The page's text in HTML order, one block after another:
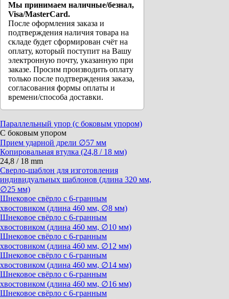
Мы принимаем наличные/безнал,
Visa/MasterCard.
После оформления заказа и
подтверждения наличия товара на
складе будет сформирован счёт на
оплату, который поступит на Вашу
электронную почту, указанную при
заказе. Просим производить оплату
только после подтверждения заказа,
согласования формы оплаты и
времени/способа доставки.
Параллельный упор (с боковым упором)
С боковым упором
Прием ударной дрели ∅57 мм
Копировальная втулка (24,8 / 18 мм)
24,8 / 18 mm
Сверло-шаблон для изготовления
индивидуальных шаблонов (длина 320 мм,
∅25 мм)
Шнековое свёрло с 6-гранным
хвостовиком (длина 460 мм, ∅8 мм)
Шнековое свёрло с 6-гранным
хвостовиком (длина 460 мм, ∅10 мм)
Шнековое свёрло с 6-гранным
хвостовиком (длина 460 мм, ∅12 мм)
Шнековое свёрло с 6-гранным
хвостовиком (длина 460 мм, ∅14 мм)
Шнековое свёрло с 6-гранным
хвостовиком (длина 460 мм, ∅16 мм)
Шнековое свёрло с 6-гранным